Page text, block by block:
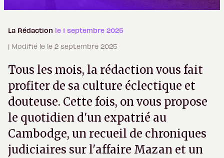
La Rédaction le 1 septembre 2025
| Modifié le le 2 septembre 2025
Tous les mois, la rédaction vous fait
profiter de sa culture éclectique et
douteuse. Cette fois, on vous propose
le quotidien d'un expatrié au
Cambodge, un recueil de chroniques
judiciaires sur l'affaire Mazan et un